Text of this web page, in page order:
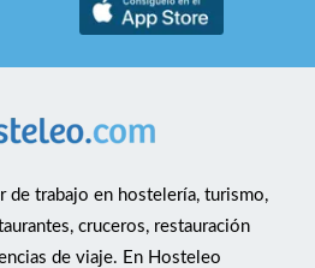
de trabajo en hostelería, turismo,
cruceros, restauración
de viaje. En Hosteleo